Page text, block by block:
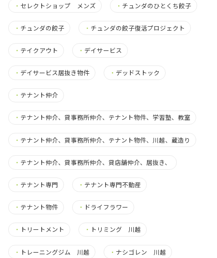
・ セレクトショップ メンズ ・ チュンダのひとくち餃子
・ チュンダの餃子 ・ チュンダの餃子復活プロジェクト
・ テイクアウト ・ デイサービス
・ デイサービス居抜き物件 ・ デッドストック
・ テナント仲介
・ テナント仲介、貸事務所仲介、テナント物件、学習塾、教室
・ テナント仲介、貸事務所仲介、テナント物件、川越、蔵造り
・ テナント仲介、貸事務所仲介、貸店舗仲介、居抜き、
・ テナント専門 ・ テナント専門不動産
・ テナント物件 ・ ドライフラワー
・ トリートメント ・ トリミング 川越
・ トレーニングジム 川越 ・ ナシゴレン 川越